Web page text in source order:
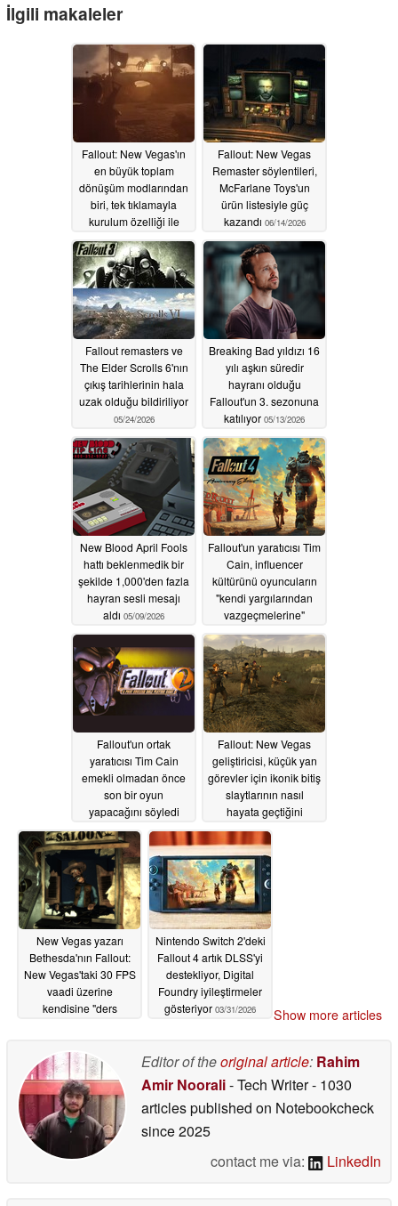
İlgili makaleler
Fallout: New Vegas'ın
en büyük toplam
dönüşüm modlarından
biri, tek tıklamayla
kurulum özelliği ile
birlikte artık GOG'da
ücretsiz olarak
sunuluyor08/01/2026
Fallout: New Vegas
Remaster söylentileri,
McFarlane Toys'un
ürün listesiyle güç
kazandı 06/14/2026
Fallout remasters ve
The Elder Scrolls 6'nın
çıkış tarihlerinin hala
uzak olduğu bildiriliyor
05/24/2026
Breaking Bad yıldızı 16
yılı aşkın süredir
hayranı olduğu
Fallout'un 3. sezonuna
katılıyor 05/13/2026
New Blood April Fools
hattı beklenmedik bir
şekilde 1,000'den fazla
hayran sesli mesajı
aldı 05/09/2026
Fallout'un yaratıcısı Tim
Cain, influencer
kültürünü oyuncuların
"kendi yargılarından
vazgeçmelerine"
neden olduğu için
eleştiriyor05/05/2026
Fallout'un ortak
yaratıcısı Tim Cain
emekli olmadan önce
son bir oyun
yapacağını söyledi
05/01/2026
Fallout: New Vegas
geliştiricisi, küçük yan
görevler için ikonik bitiş
slaytlarının nasıl
hayata geçtiğini
anlatıyor: "Çoğunlukla
keyfi"04/28/2026
New Vegas yazarı
Bethesda'nın Fallout:
New Vegas'taki 30 FPS
vaadi üzerine
kendisine "ders
Nintendo Switch 2'deki
Fallout 4 artık DLSS'yi
destekliyor, Digital
Foundry iyileştirmeler
gösteriyor 03/31/2026 Show more articles
Editor of theoriginal article: Rahim
Amir Noorali- Tech Writer- 1030
articles published on Notebookcheck
since 2025
contact me via:
LinkedIn